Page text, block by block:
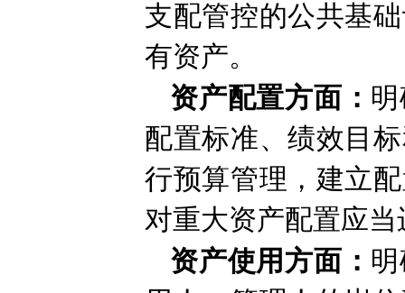
支配管控的公共基
有资产。
资产配置方面：
配置标准、绩效目
行预算管理，建立
对重大资产配置应
资产使用方面：